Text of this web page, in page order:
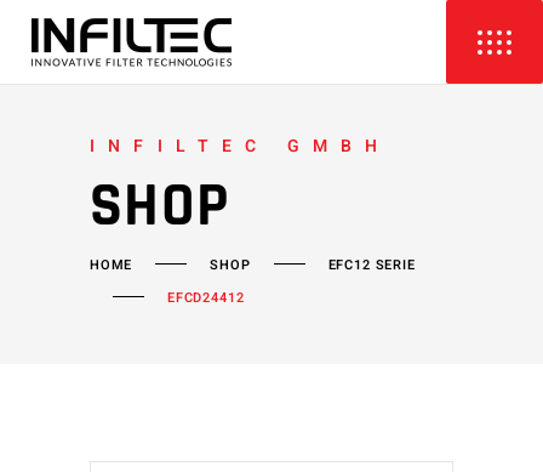
INFILTEC GMBH
SHOP
HOME SHOP
EFC12 SERIE
EFCD24412